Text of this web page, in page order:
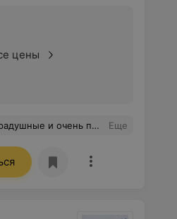
цены
возникающий вопрос. Рекомендую Еще